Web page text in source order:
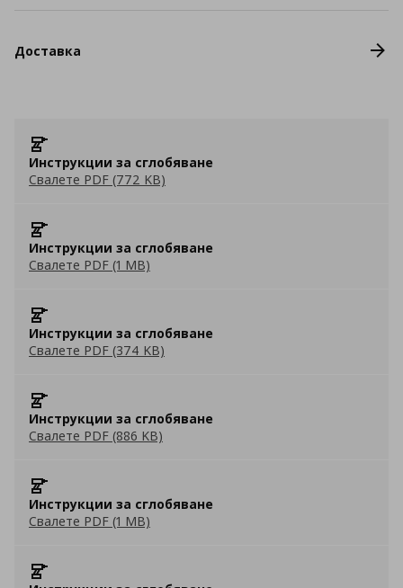
Доставка
Инструкции за сглобяване
Свалете PDF (772 KB)
Инструкции за сглобяване
Свалете PDF (1 MB)
Инструкции за сглобяване
Свалете PDF (374 KB)
Инструкции за сглобяване
Свалете PDF (886 KB)
Инструкции за сглобяване
Свалете PDF (1 MB)